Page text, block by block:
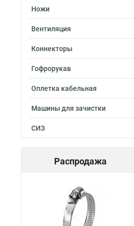
Ножи
Вентиляция
Коннекторы
Гофрорукав
Оплетка кабельная
Машины для зачистки
СИЗ
Распродажа